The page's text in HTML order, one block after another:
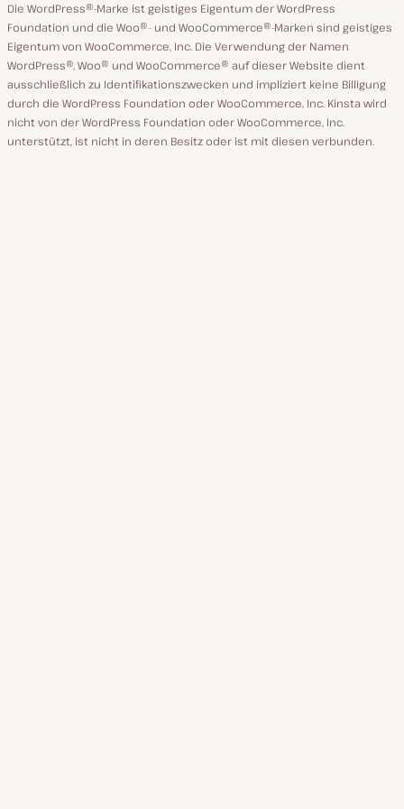
Die WordPress®-Marke ist geistiges Eigentum der WordPress
Foundation und die Woo®- und WooCommerce®-Marken sind geistiges
Eigentum von WooCommerce, Inc. Die Verwendung der Namen
WordPress®, Woo® und WooCommerce® auf dieser Website dient
ausschließlich zu Identifikationszwecken und impliziert keine Billigung
durch die WordPress Foundation oder WooCommerce, Inc. Kinsta wird
nicht von der WordPress Foundation oder WooCommerce, Inc.
unterstützt, ist nicht in deren Besitz oder ist mit diesen verbunden.